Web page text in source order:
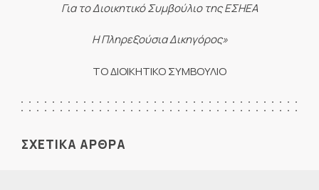
Για το Διοικητικό Συμβούλιο της ΕΣΗΕΑ
Η Πληρεξούσια Δικηγόρος»
ΤΟ ΔΙΟΙΚΗΤΙΚΟ ΣΥΜΒΟΥΛΙΟ
ΣΧΕΤΙΚΑ ΑΡΘΡΑ